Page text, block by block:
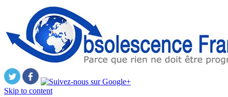
Skip to content